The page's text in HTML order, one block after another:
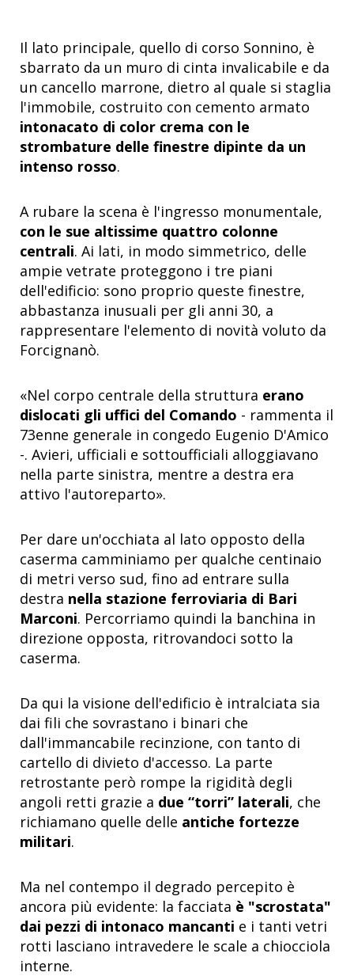
Il lato principale, quello di corso Sonnino, è
sbarrato da un muro di cinta invalicabile e da
un cancello marrone, dietro al quale si staglia
l'immobile, costruito con cemento armato
intonacato di color crema con le
strombature delle finestre dipinte da un
intenso rosso.
A rubare la scena è l'ingresso monumentale,
con le sue altissime quattro colonne
centrali. Ai lati, in modo simmetrico, delle
ampie vetrate proteggono i tre piani
dell'edificio: sono proprio queste finestre,
abbastanza inusuali per gli anni 30, a
rappresentare l'elemento di novità voluto da
Forcignanò.
«Nel corpo centrale della struttura erano
dislocati gli uffici del Comando - rammenta il
73enne generale in congedo Eugenio D'Amico
-. Avieri, ufficiali e sottoufficiali alloggiavano
nella parte sinistra, mentre a destra era
attivo l'autoreparto».
Per dare un'occhiata al lato opposto della
caserma camminiamo per qualche centinaio
di metri verso sud, fino ad entrare sulla
destra nella stazione ferroviaria di Bari
Marconi. Percorriamo quindi la banchina in
direzione opposta, ritrovandoci sotto la
caserma.
Da qui la visione dell'edificio è intralciata sia
dai fili che sovrastano i binari che
dall'immancabile recinzione, con tanto di
cartello di divieto d'accesso. La parte
retrostante però rompe la rigidità degli
angoli retti grazie a due “torri” laterali, che
richiamano quelle delle antiche fortezze
militari.
Ma nel contempo il degrado percepito è
ancora più evidente: la facciata è "scrostata"
dai pezzi di intonaco mancanti e i tanti vetri
rotti lasciano intravedere le scale a chiocciola
interne.